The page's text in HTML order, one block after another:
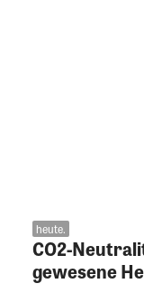
heute.
CO2-
gewesene